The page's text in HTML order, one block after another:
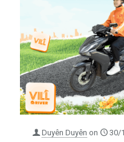
Duyên Duyên on 30/